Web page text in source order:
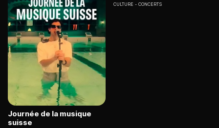
Journée de la musique
suisse
CULTURE CONCERTS